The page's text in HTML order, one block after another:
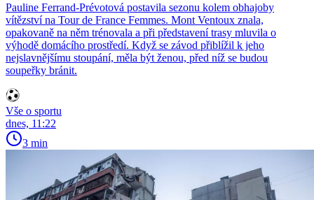
Pauline Ferrand-Prévotová postavila sezonu kolem obhajoby
vítězství na Tour de France Femmes. Mont Ventoux znala,
opakovaně na něm trénovala a při představení trasy mluvila o
výhodě domácího prostředí. Když se závod přiblížil k jeho
nejslavnějšímu stoupání, měla být ženou, před níž se budou
soupeřky bránit.
Vše o sportu
dnes, 11:22
3 min